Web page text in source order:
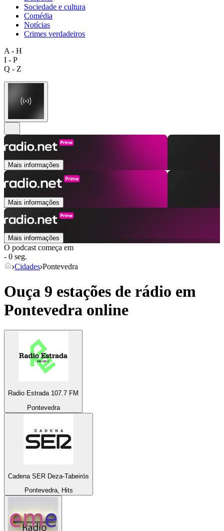
Sociedade e cultura
Comédia
Notícias
Crimes verdadeiros
A - H
I - P
Q - Z
Mais informações
Mais informações
Mais informações
O podcast começa em
- 0 seg.
Cidades Pontevedra
Ouça 9 estações de rádio em
Pontevedra online
Radio Estrada 107.7 FM
Pontevedra
Cadena SER Deza-Tabeirós
Pontevedra, Hits